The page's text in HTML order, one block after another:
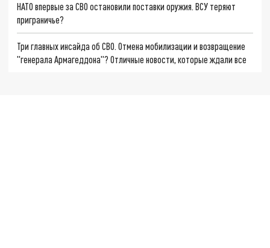
НАТО впервые за СВО остановили поставки оружия. ВСУ теряют
приграничье?
Три главных инсайда об СВО. Отмена мобилизации и возвращение
"генерала Армагеддона"? Отличные новости, которые ждали все